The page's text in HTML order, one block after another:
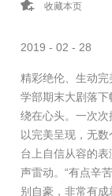
收藏本页
2019 - 02 - 28
精彩绝伦、生动
学部期末大剧落
绕在心头。一次
以完美呈现，无
台上自信从容的
声雷动。“有点辛
别自豪，非常有